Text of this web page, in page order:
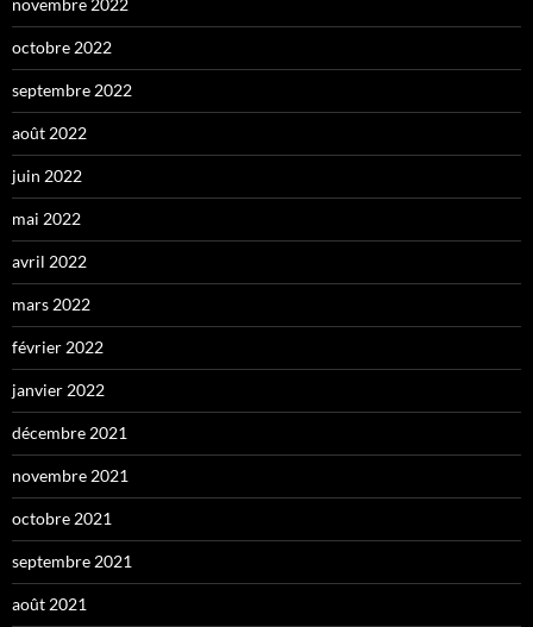
octobre 2022
septembre 2022
août 2022
juin 2022
mai 2022
avril 2022
mars 2022
février 2022
janvier 2022
décembre 2021
novembre 2021
octobre 2021
septembre 2021
août 2021